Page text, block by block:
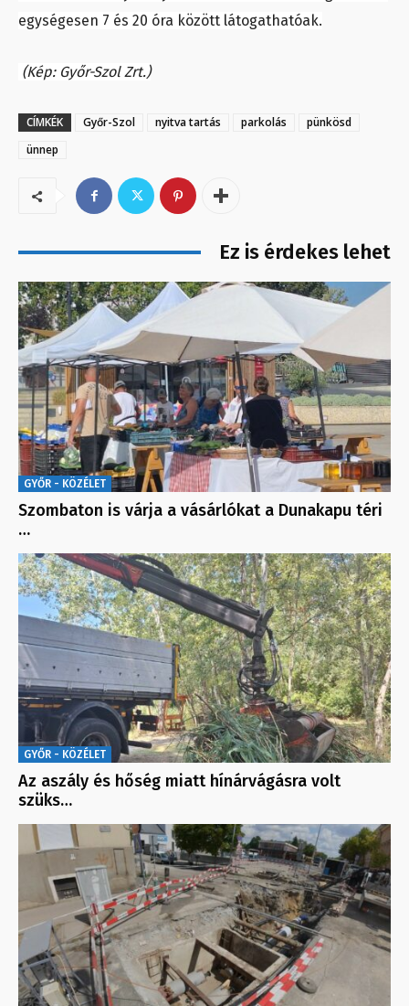
egységesen 7 és 20 óra között látogathatóak.
(Kép: Győr-Szol Zrt.)
CÍMKÉK Győr-Szol nyitva tartás parkolás
pünkösd
ünnep
Ez is érdekes lehet
GYŐR - KÖZÉLET
Szombaton is várja a vásárlókat a Dunakapu téri
…
GYŐR - KÖZÉLET
Az aszály és hőség miatt hínárvágásra volt
szüks…